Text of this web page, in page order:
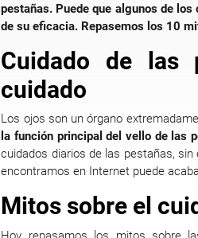
pestañas. Puede que algunos de
de su eficacia. Repasemos los 10
Cuidado de las
cuidado
Los ojos son un órgano
la función principal del vello de las
cuidados diarios de las pestañas, sin
encontramos en Internet puede
Mitos sobre el